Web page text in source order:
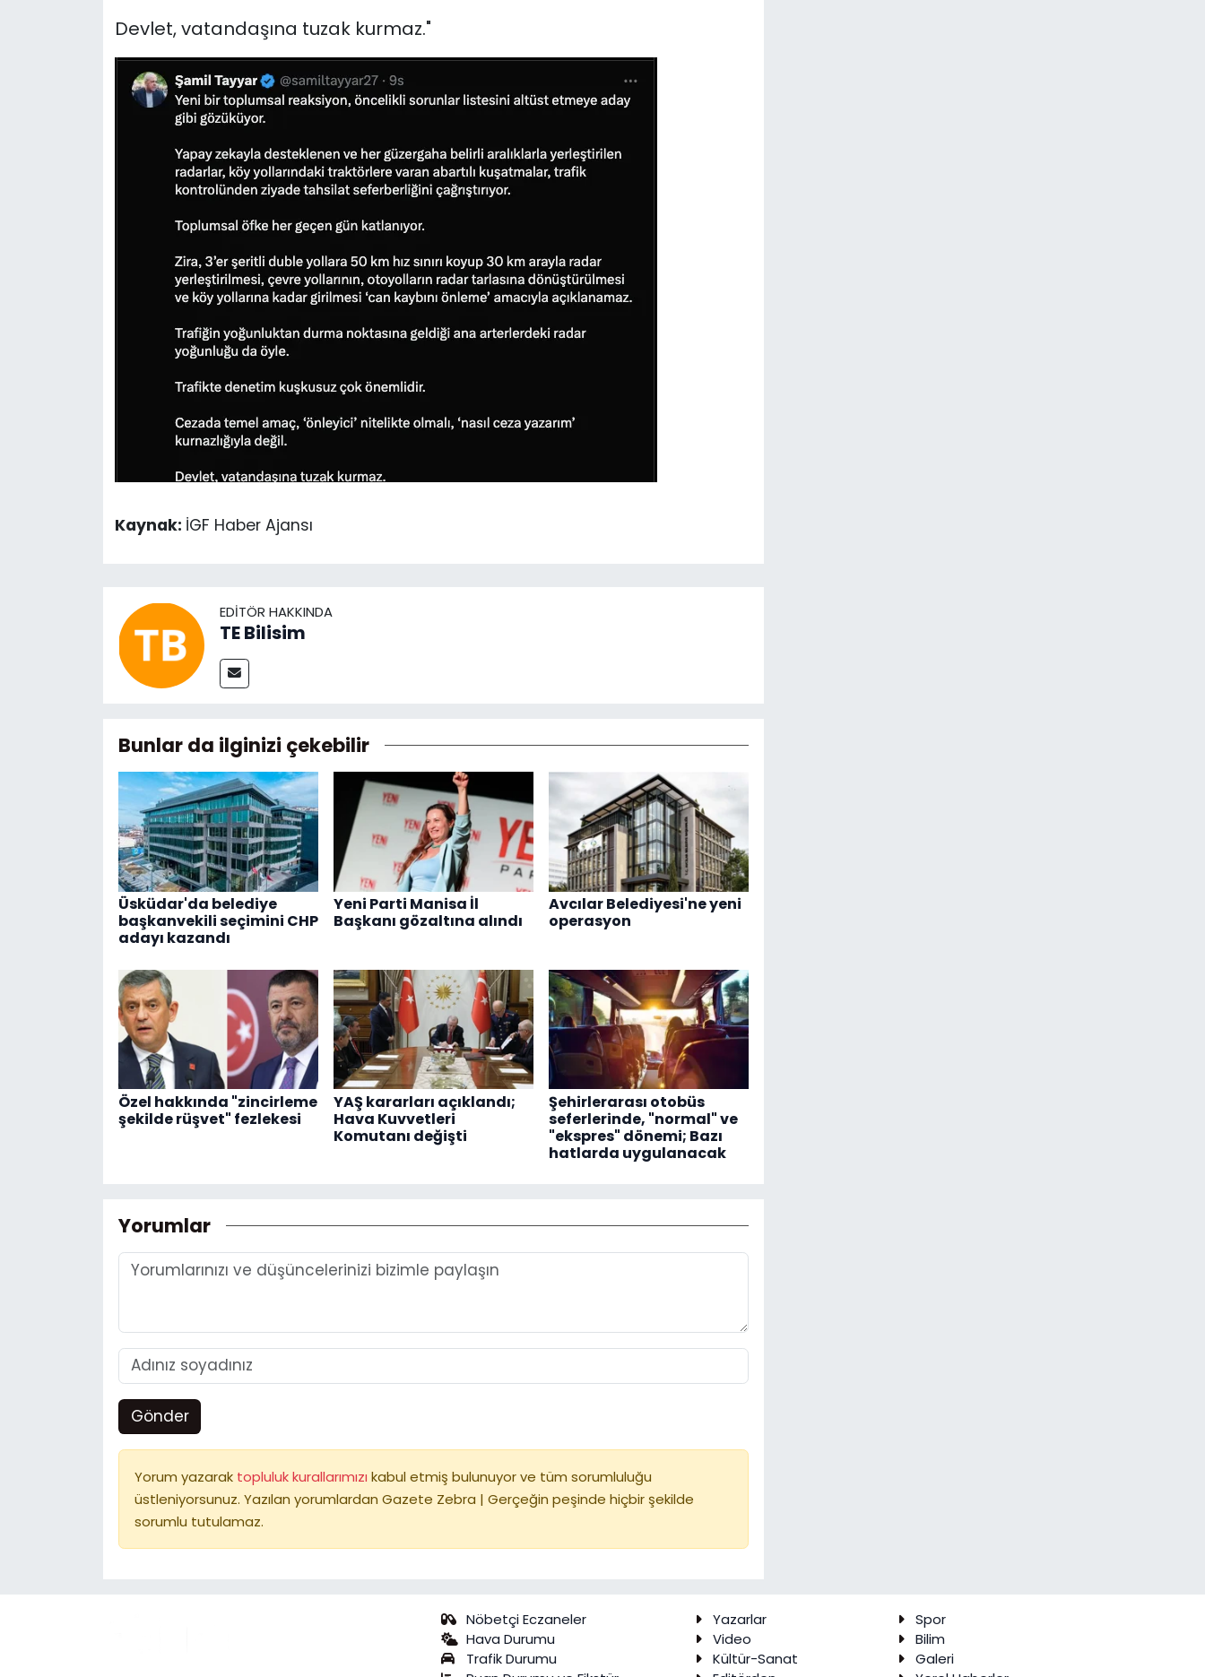
Devlet, vatandaşına tuzak kurmaz."
Kaynak: İGF Haber Ajansı
EDITÖR HAKKINDA
TE Bilisim
Bunlar da ilginizi çekebilir
Üsküdar'da belediye
başkanvekili seçimini CHP
adayı kazandı
Yeni Parti Manisa İl
Başkanı gözaltına alındı
Avcılar Belediyesi'ne yeni
operasyon
Özel hakkında "zincirleme
şekilde rüşvet" fezlekesi
YAŞ kararları açıklandı;
Hava Kuvvetleri
Komutanı değişti
Şehirlerarası otobüs
seferlerinde, "normal" ve
"ekspres" dönemi; Bazı
hatlarda uygulanacak
Yorumlar
Gönder
Yorum yazarak topluluk kurallarımızı kabul etmiş bulunuyor ve tüm sorumluluğu
üstleniyorsunuz. Yazılan yorumlardan Gazete Zebra | Gerçeğin peşinde hiçbir şekilde
sorumlu tutulamaz.
Nöbetçi Eczaneler
Hava Durumu
Trafik Durumu
Yazarlar
Spor
Video
Bilim
Kültür-Sanat
Galeri